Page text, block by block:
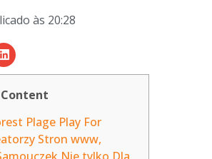
às 20:28
Content
Plage Play For
Stron www,